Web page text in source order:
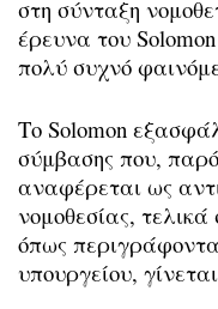
στη σύνταξη
έρευνα του
πολύ συχνό
Το Solomon
σύμβασης που,
αναφέρεται ως
νομοθεσίας,
όπως
υπουργείου,